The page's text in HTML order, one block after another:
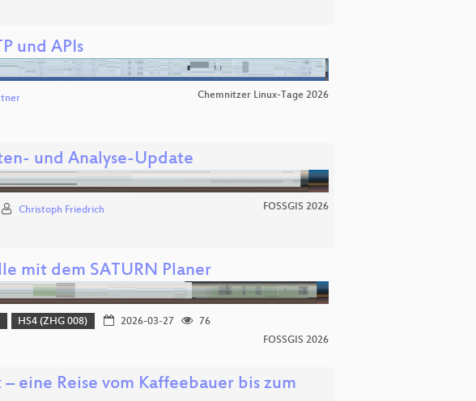
und APIs
Chemnitzer Linux-Tage 2026
und Analyse-Update
Christoph Friedrich FOSSGIS 2026
mit dem SATURN Planer
HS4 (ZHG 008) 2026-03-27
76
FOSSGIS 2026
eine Reise vom Kaffeebauer bis zum